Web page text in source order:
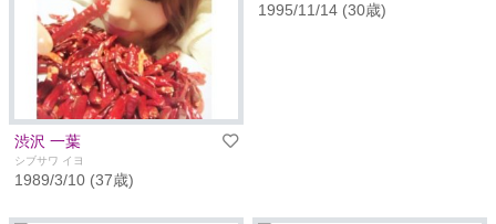
渋沢 一葉
シブサワ イヨ
1989/3/10 (37歳)
1995/11/14 (30歳)